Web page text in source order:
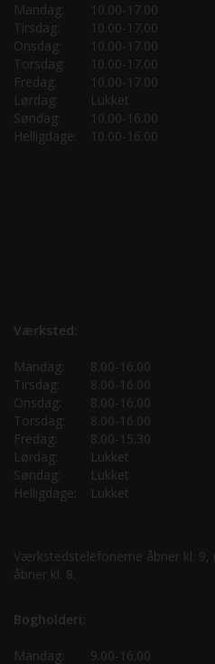
Mandag:
10.00-17.00
Tirsdag:
10.00-17.00
Onsdag:
10.00-17.00
Torsdag:
10.00-17.00
Fredag:
10.00-17.00
Lørdag:
Lukket
Søndag:
10.00-16.00
Helligdage:
10.00-16.00
Værksted:
Mandag:
8.00-16.00
Tirsdag:
8.00-16.00
Onsdag:
8.00-16.00
Torsdag:
8.00-16.00
Fredag:
8.00-15.30
Lørdag:
Lukket
Søndag:
Lukket
Helligdage:
Lukket
Værkstedstelefonerne åbner kl.
åbner kl. 8.
Bogholderi:
Mandag: 9.00-16.00